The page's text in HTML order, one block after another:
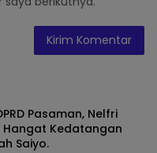
Pasaman, Nelfri
Kedatangan
Saiyo.